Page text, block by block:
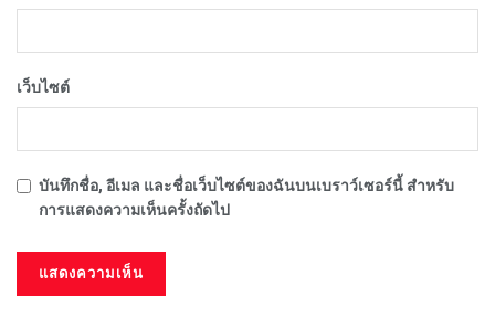
เว็บไซต์
บันทึกชื่อ, อีเมล และชื่อเว็บไซต์ของฉันบนเบราว์เซอร์นี้ สำหรับ
การแสดงความเห็นครั้งถัดไป